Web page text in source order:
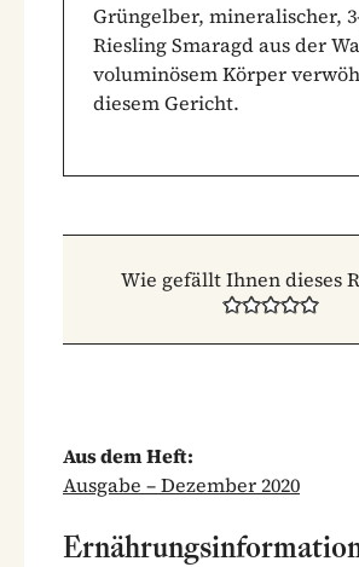
Grüngelber, mineralischer,
Riesling Smaragd aus der
voluminösem Körper
diesem Gericht.
Wie gefällt Ihnen dieses
Aus dem Heft:
Ausgabe – Dezember 2020